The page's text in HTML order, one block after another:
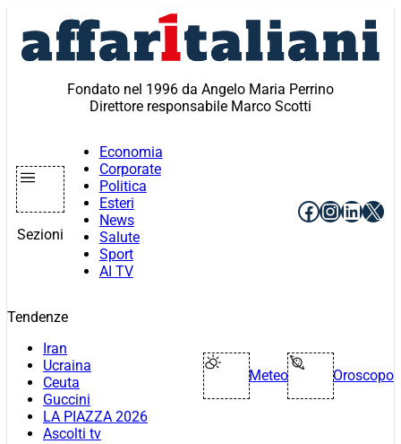
contenuto
Fondato nel 1996 da Angelo Maria Perrino
Direttore responsabile Marco Scotti
Sezioni
Economia
Corporate
Politica
Esteri
News
Salute
Sport
AI TV
Facebook
X
Tendenze
Iran
Ucraina
Ceuta
Guccini
LA PIAZZA 2026
Ascolti tv
Meteo Oroscopo